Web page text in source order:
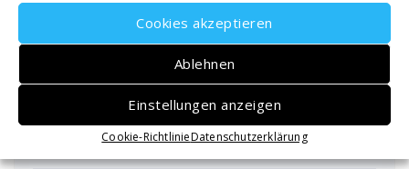
Cookies akzeptieren
Ablehnen
Einstellungen anzeigen
Cookie-RichtlinieDatenschutzerklärung
Rundschreiben